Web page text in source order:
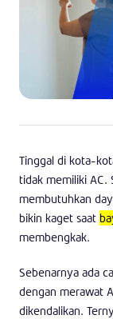
Tinggal di kota-
tidak memiliki AC.
membutuhkan
bikin kaget saat
membengkak.
Sebenarnya ada
dengan merawat
dikendalikan.